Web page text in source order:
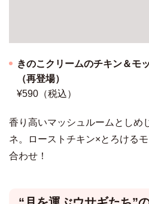
きのこクリームのチキン＆モ
（再登場）
¥590（税込）
香り高いマッシュルームとしめ
ネ。ローストチキン×とろける
合わせ！